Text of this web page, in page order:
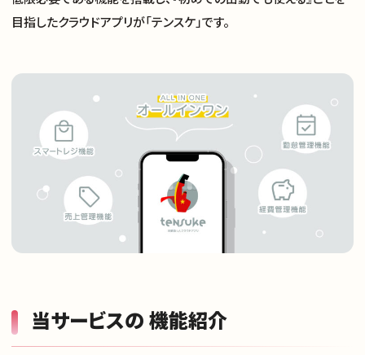
目指したクラウドアプリが「テンスケ」です。
当サービスの 機能紹介